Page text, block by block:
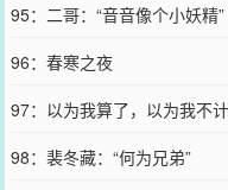
95：二哥：“音音像个小妖精”
96：春寒之夜
97：以为我算了，以为我不
98：裴冬藏：“何为兄弟”